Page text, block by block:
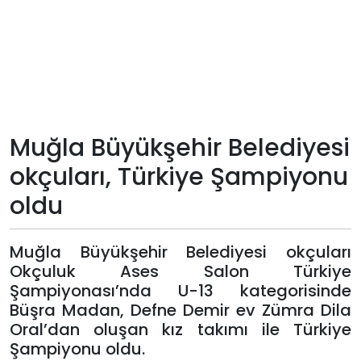
Künye
Giriş
Yap
Muğla Büyükşehir Belediyesi
okçuları, Türkiye Şampiyonu
oldu
Muğla Büyükşehir Belediyesi okçuları
Okçuluk Ases Salon Türkiye
Şampiyonası’nda U-13 kategorisinde
Büşra Madan, Defne Demir ev Zümra Dila
Oral’dan oluşan kız takımı ile Türkiye
Şampiyonu oldu.